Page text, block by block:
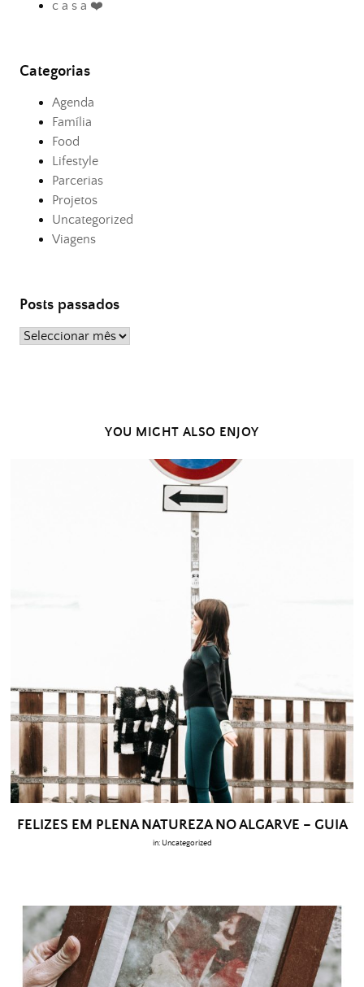
c a s a ❤️
Categorias
Agenda
Família
Food
Lifestyle
Parcerias
Projetos
Uncategorized
Viagens
Posts passados
Posts
YOU MIGHT ALSO ENJOY
FELIZES EM PLENA NATUREZA NO ALGARVE – GUIA
in: Uncategorized